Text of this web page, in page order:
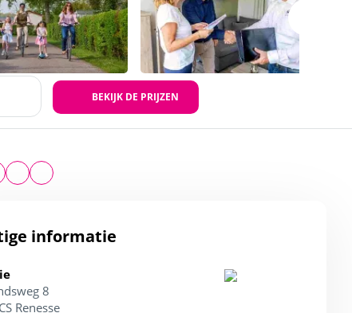
BEKIJK DE PRIJZEN
informatie
8
Renesse